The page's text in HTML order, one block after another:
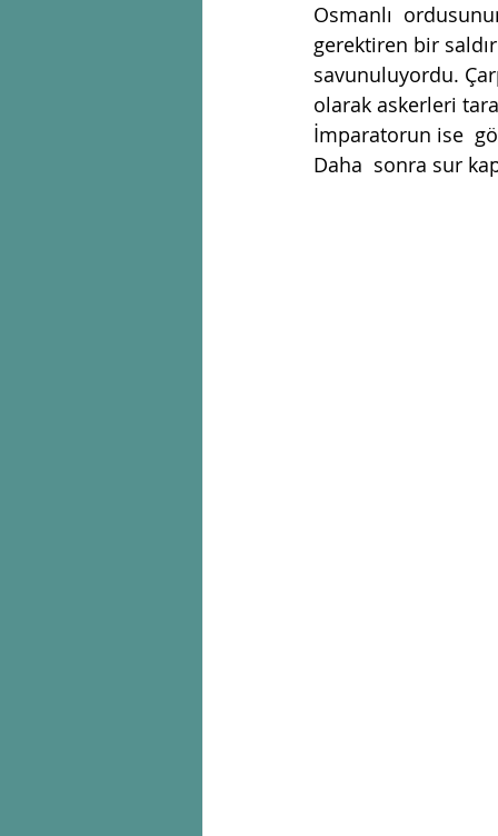
Osmanlı
gerektiren bir
savunuluyordu.
olarak askerleri
İmparatorun ise
Daha  sonra sur